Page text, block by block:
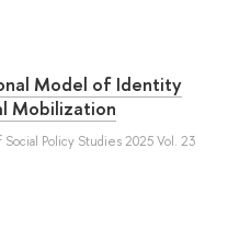
Model of Identity
Mobilization
Social Policy Studies 2025 Vol. 23